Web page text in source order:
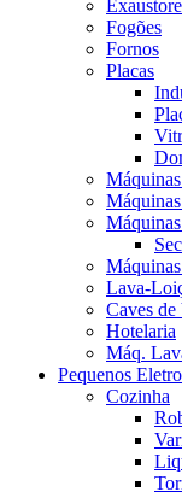
Fogões
Fornos
Placas
Lava-
Caves
Hotelaria
Máq.
Pequenos
Cozinha